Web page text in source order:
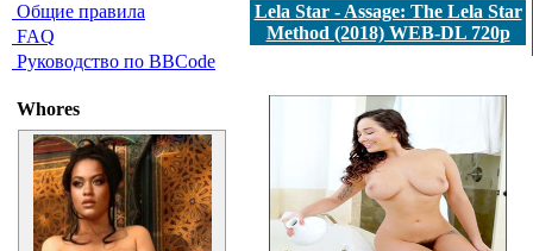
Общие правила
FAQ
Руководство по BBCode
Whores
Lela Star - Assage: The Lela Star
Method (2018) WEB-DL 720p